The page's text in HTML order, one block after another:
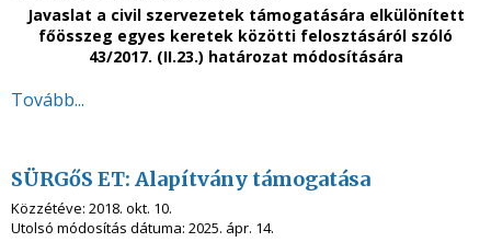
Javaslat a civil szervezetek támogatására elkülönített
főösszeg egyes keretek közötti felosztásáról szóló
43/2017. (II.23.) határozat módosítására
Tovább...
SÜRGőS ET: Alapítvány támogatása
Közzétéve: 2018. okt. 10.
Utolsó módosítás dátuma: 2025. ápr. 14.